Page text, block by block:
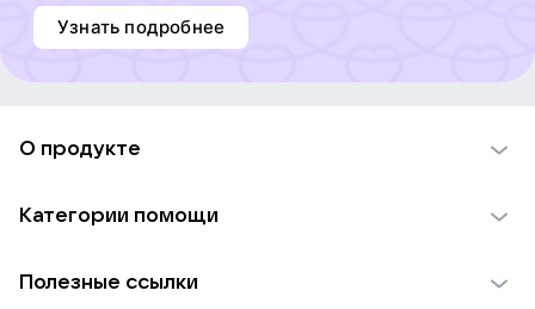
Узнать подробнее
О продукте
Использование материалов
Категории помощи
Полезные ссылки